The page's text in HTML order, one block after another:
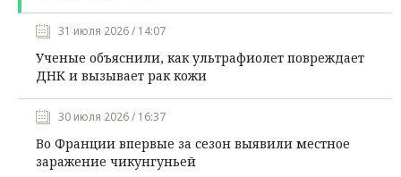
31 июля 2026 / 14:07
Ученые объяснили, как ультрафиолет повреждает
ДНК и вызывает рак кожи
30 июля 2026 / 16:37
Во Франции впервые за сезон выявили местное
заражение чикунгуньей